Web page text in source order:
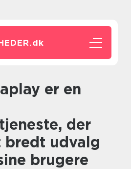
dk
der
udvalg
brugere